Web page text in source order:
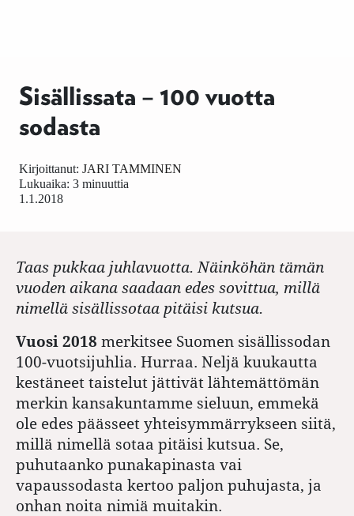
Sisällissata – 100 vuotta
sodasta
1.1.2018
Kirjoittanut: JARI TAMMINEN
Lukuaika: 3 minuuttia
Taas pukkaa juhlavuotta. Näinköhän tämän
vuoden aikana saadaan edes sovittua, millä
nimellä sisällissotaa pitäisi kutsua.
Vuosi 2018 merkitsee Suomen sisällissodan
100-vuotsijuhlia. Hurraa. Neljä kuukautta
kestäneet taistelut jättivät lähtemättömän
merkin kansakuntamme sieluun, emmekä
ole edes päässeet yhteisymmärrykseen siitä,
millä nimellä sotaa pitäisi kutsua. Se,
puhutaanko punakapinasta vai
vapaussodasta kertoo paljon puhujasta, ja
onhan noita nimiä muitakin.